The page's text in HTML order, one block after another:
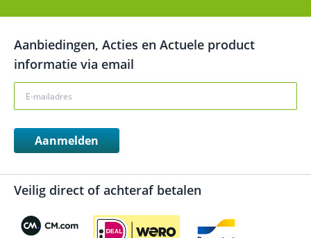
Aanbiedingen, Acties en Actuele product
informatie via email
Aanmelden
Veilig direct of achteraf betalen